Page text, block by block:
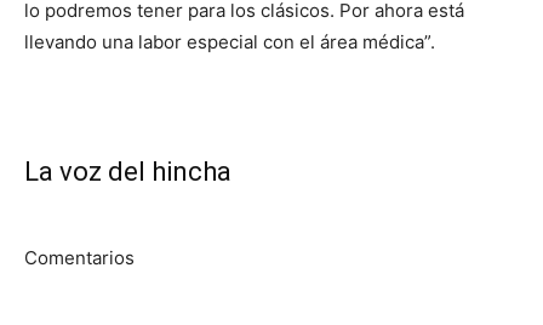
lo podremos tener para los clásicos. Por ahora está
llevando una labor especial con el área médica”.
La voz del hincha
Comentarios